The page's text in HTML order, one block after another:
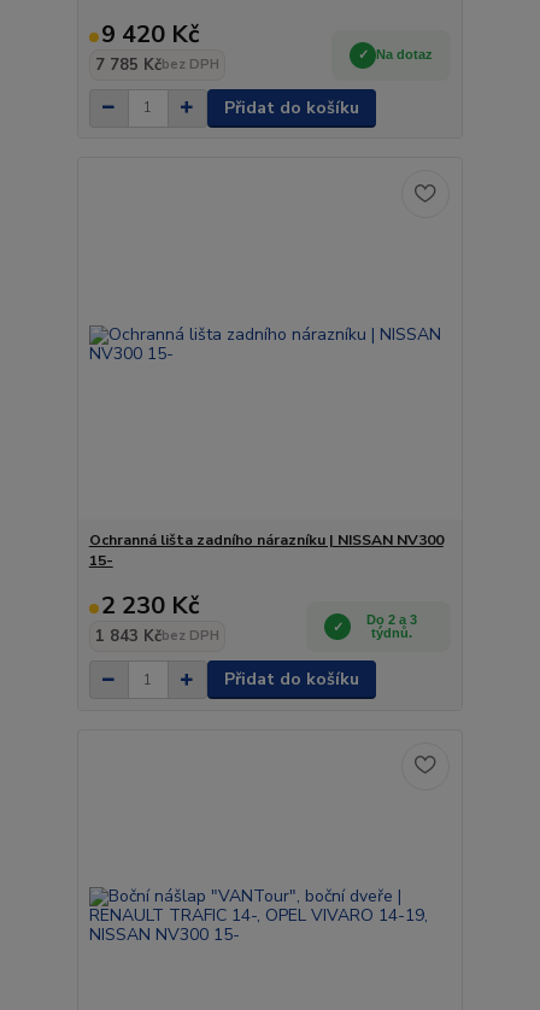
9 420 Kč
7 785 Kčbez DPH
Na dotaz
Přidat do košíku
Ochranná lišta zadního nárazníku | NISSAN NV300
15-
2 230 Kč
1 843 Kčbez DPH
Do 2 a 3
týdnů.
Přidat do košíku